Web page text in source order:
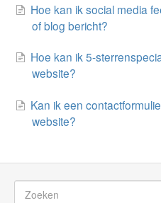
Hoe kan ik social media
of blog bericht?
Hoe kan ik 5-
website?
Kan ik een
website?